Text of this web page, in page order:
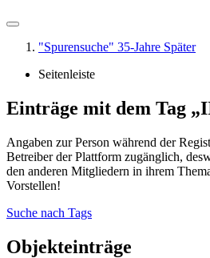
"Spurensuche" 35-Jahre Später
Seitenleiste
Einträge mit dem Tag
Angaben zur Person während der
Betreiber der Plattform zugänglich,
den anderen Mitgliedern in ihrem
Vorstellen!
Suche nach Tags
Objekteinträge